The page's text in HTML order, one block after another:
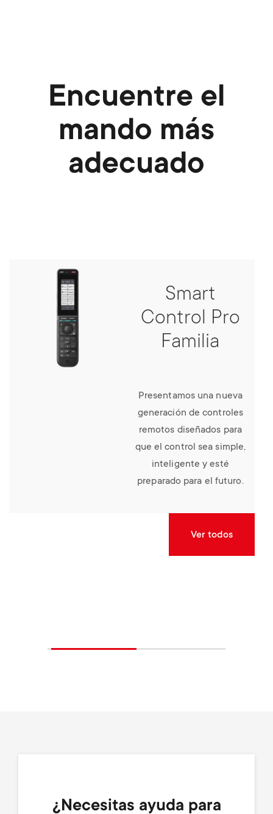
Encuentre el
mando más
adecuado
Smart
Control Pro
Familia
Presentamos una nueva
generación de controles
remotos diseñados para
que el control sea simple,
inteligente y esté
preparado para el futuro.
Ver todos
¿Necesitas ayuda para